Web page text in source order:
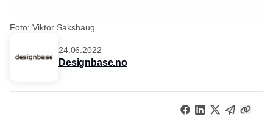
Foto: Viktor Sakshaug.
24.06.2022
Designbase.no